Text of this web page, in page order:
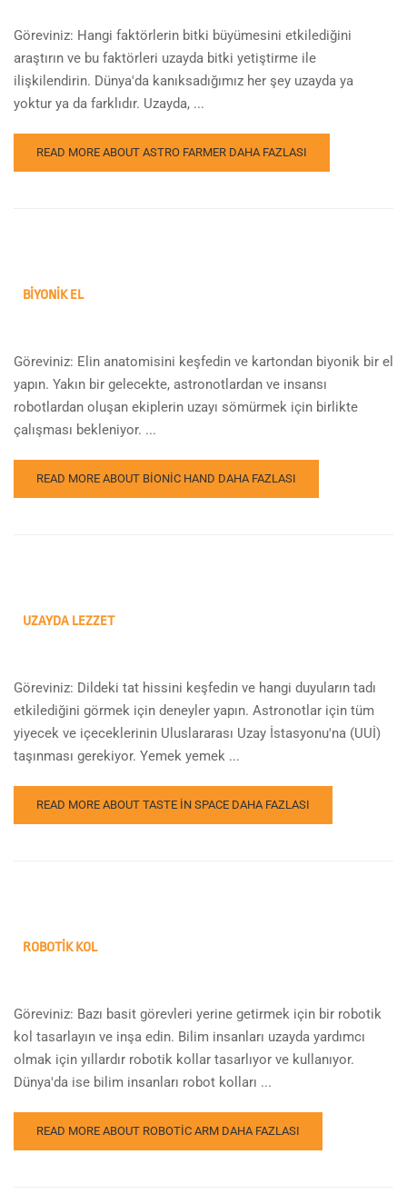
Göreviniz: Hangi faktörlerin bitki büyümesini etkilediğini
araştırın ve bu faktörleri uzayda bitki yetiştirme ile
ilişkilendirin. Dünya'da kanıksadığımız her şey uzayda ya
yoktur ya da farklıdır. Uzayda, ...
READ MORE ABOUT ASTRO FARMER DAHA FAZLASI
BIYONIK EL
Göreviniz: Elin anatomisini keşfedin ve kartondan biyonik bir el
yapın. Yakın bir gelecekte, astronotlardan ve insansı
robotlardan oluşan ekiplerin uzayı sömürmek için birlikte
çalışması bekleniyor. ...
READ MORE ABOUT BIONIC HAND DAHA FAZLASI
UZAYDA LEZZET
Göreviniz: Dildeki tat hissini keşfedin ve hangi duyuların tadı
etkilediğini görmek için deneyler yapın. Astronotlar için tüm
yiyecek ve içeceklerinin Uluslararası Uzay İstasyonu'na (UUİ)
taşınması gerekiyor. Yemek yemek ...
READ MORE ABOUT TASTE IN SPACE DAHA FAZLASI
ROBOTIK KOL
Göreviniz: Bazı basit görevleri yerine getirmek için bir robotik
kol tasarlayın ve inşa edin. Bilim insanları uzayda yardımcı
olmak için yıllardır robotik kollar tasarlıyor ve kullanıyor.
Dünya'da ise bilim insanları robot kolları ...
READ MORE ABOUT ROBOTIC ARM DAHA FAZLASI